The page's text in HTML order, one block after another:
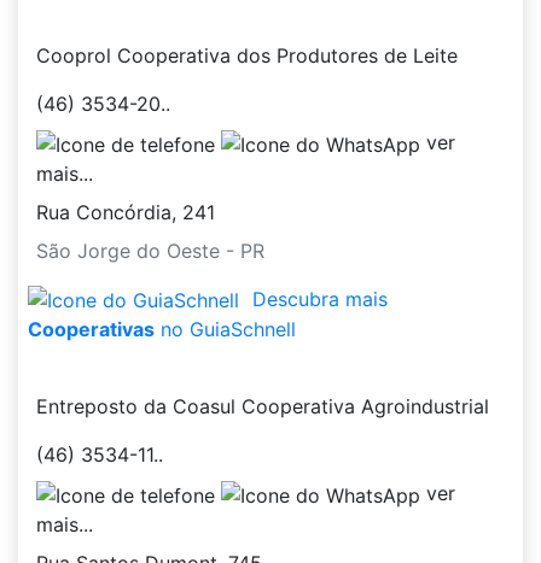
Cooprol Cooperativa dos Produtores de Leite
(46) 3534-20..
ver
mais...
Rua Concórdia, 241
São Jorge do Oeste - PR
Descubra mais
Cooperativas no GuiaSchnell
Entreposto da Coasul Cooperativa Agroindustrial
(46) 3534-11..
ver
mais...